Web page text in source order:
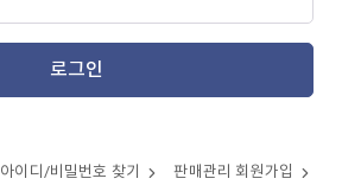
로그인
아이디/비밀번호 찾기 판매관리 회원가입